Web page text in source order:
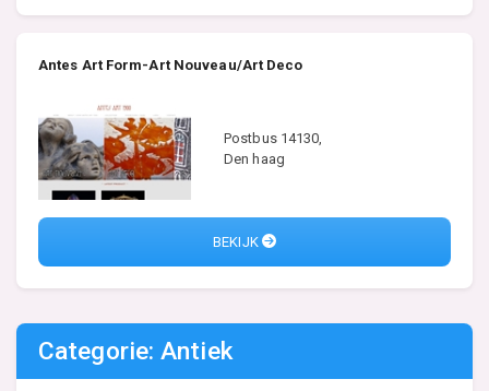
Antes Art Form-Art Nouveau/Art Deco
Postbus 14130,
Den haag
BEKIJK
Categorie: Antiek